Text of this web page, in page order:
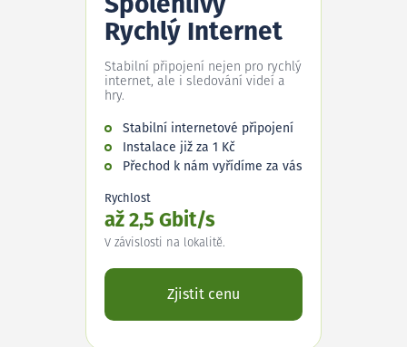
Rychlý Internet
Stabilní připojení nejen pro rychlý
internet, ale i sledování videí a
hry.
Stabilní internetové připojení
Instalace již za 1 Kč
Přechod k nám vyřídíme za vás
Rychlost
až 2,5 Gbit/s
V závislosti na lokalitě.
Zjistit cenu